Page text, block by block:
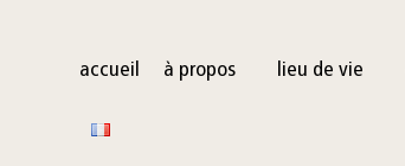
accueil à propos lieu de vie